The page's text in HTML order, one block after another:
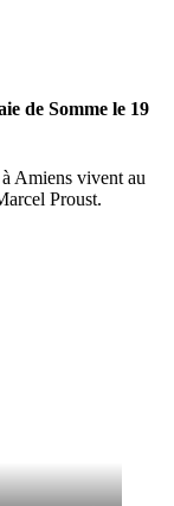
de Somme le 19
Amiens vivent au
Proust.